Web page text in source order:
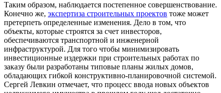
Таким образом, наблюдается постепенное совершенствование.
Конечно же, экспертиза строительных проектов тоже может
претерпеть определенные изменения. Дело в том, что
объекты, которые строятся за счет инвесторов,
обеспечиваются транспортной и инженерной
инфраструктурой. Для того чтобы минимизировать
инвестиционные издержки при строительных работах по
заказу были разработаны типовые планы жилых домов,
обладающих гибкой конструктивно-планировочной системой.
Сергей Левкин отмечает, что процесс ввода новых объектов